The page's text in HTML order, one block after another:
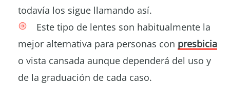
todavía los sigue llamando así.
Este tipo de lentes son habitualmente la
mejor alternativa para personas con presbicia
o vista cansada aunque dependerá del uso y
de la graduación de cada caso.